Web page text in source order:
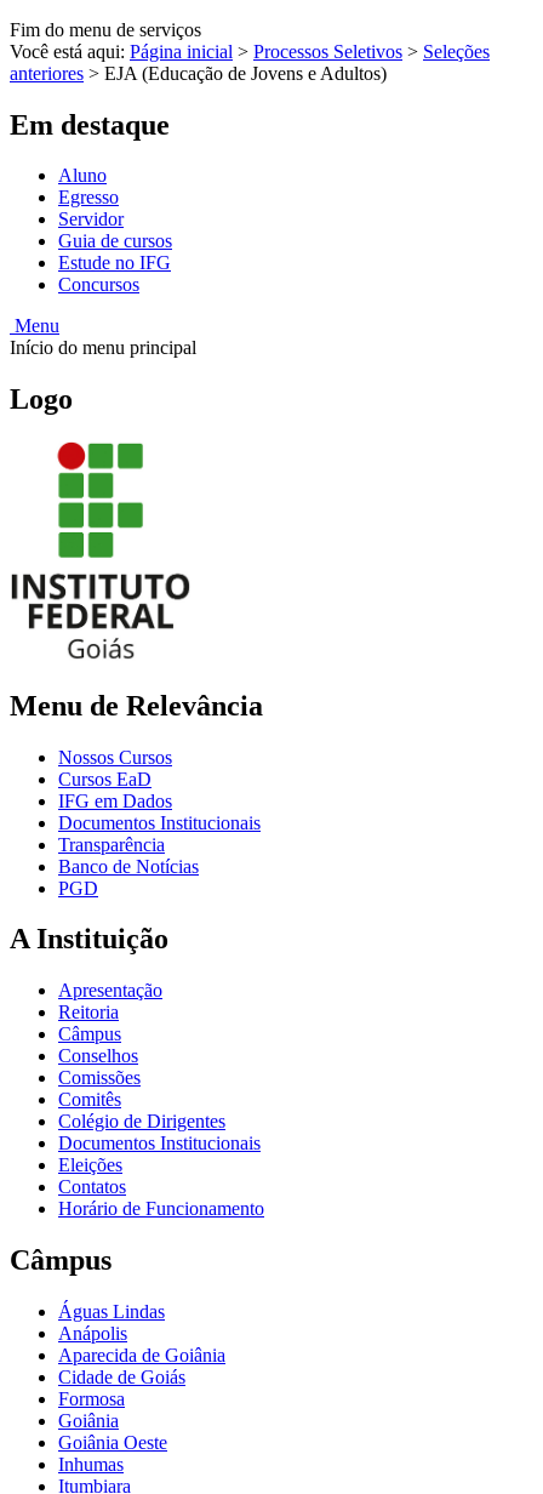
Fim do menu de serviços
Você está aqui: Página inicial > Processos Seletivos > Seleções
anteriores > EJA (Educação de Jovens e Adultos)
Em destaque
Aluno
Egresso
Servidor
Guia de cursos
Estude no IFG
Concursos
Menu
Início do menu principal
Logo
Menu de Relevância
Nossos Cursos
Cursos EaD
IFG em Dados
Documentos Institucionais
Transparência
Banco de Notícias
PGD
A Instituição
Apresentação
Reitoria
Câmpus
Conselhos
Comissões
Comitês
Colégio de Dirigentes
Documentos Institucionais
Eleições
Contatos
Horário de Funcionamento
Câmpus
Águas Lindas
Anápolis
Aparecida de Goiânia
Cidade de Goiás
Formosa
Goiânia
Goiânia Oeste
Inhumas
Itumbiara